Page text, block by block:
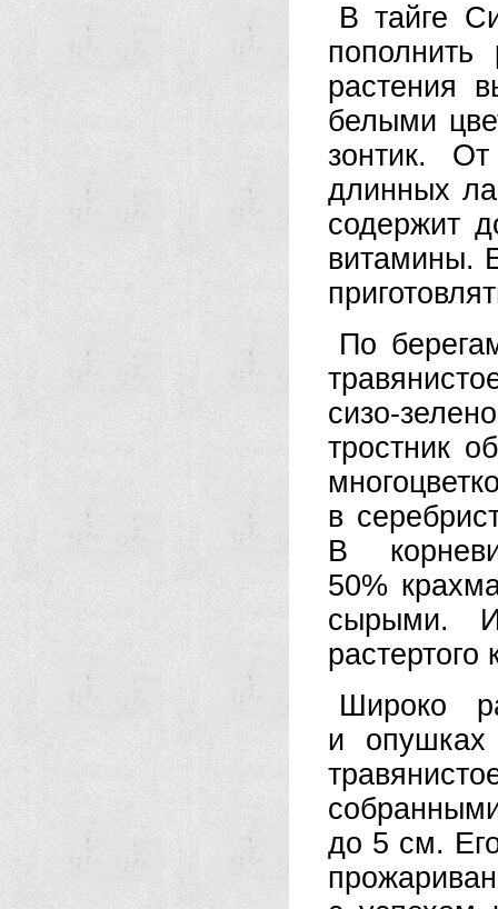
В тайге
растения
белыми
зонтик.
длинных
содержит
витамины.
По
сизо-
тростник
в
В
50%
сырыми.
Широко
и опушках
до 5 см.